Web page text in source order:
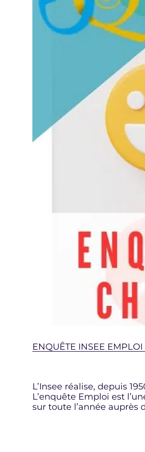
ENQUÊTE INSEE
L’Insee réalise, depuis
L’enquête Emploi est
sur toute l’année auprès